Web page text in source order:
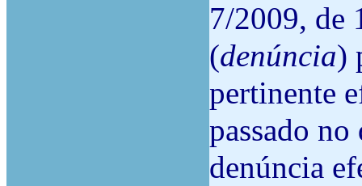
7/2009, de
(denúncia)
pertinente
passado
denúncia